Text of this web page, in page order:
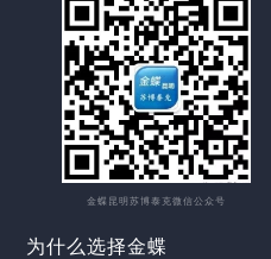
金蝶昆明苏博泰克微信公众号
为什么选择金蝶